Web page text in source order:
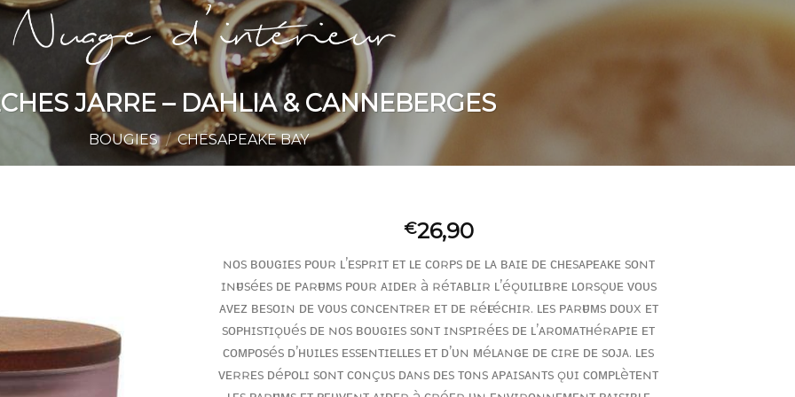
JARRE – DAHLIA & CANNEBERGES
BOUGIES / CHESAPEAKE BAY
€26,90
ɴᴏs ʙᴏᴜɢɪᴇs ᴘᴏᴜʀ ʟ’ᴇsᴘʀɪᴛ ᴇᴛ ʟᴇ ᴄᴏʀᴘs ᴅᴇ ʟᴀ ʙᴀɪᴇ ᴅᴇ ᴄʜᴇsᴀᴘᴇᴀᴋᴇ sᴏɴᴛ
ɪɴғᴜséᴇs ᴅᴇ ᴘᴀʀғᴜᴍs ᴘᴏᴜʀ ᴀɪᴅᴇʀ à ʀéᴛᴀʙʟɪʀ ʟ’éǫᴜɪʟɪʙʀᴇ ʟᴏʀsǫᴜᴇ ᴠᴏᴜs
ᴀᴠᴇᴢ ʙᴇsᴏɪɴ ᴅᴇ ᴠᴏᴜs ᴄᴏɴᴄᴇɴᴛʀᴇʀ ᴇᴛ ᴅᴇ ʀéғʟéᴄʜɪʀ. ʟᴇs ᴘᴀʀғᴜᴍs ᴅᴏᴜx ᴇᴛ
sᴏᴘʜɪsᴛɪǫᴜés ᴅᴇ ɴᴏs ʙᴏᴜɢɪᴇs sᴏɴᴛ ɪɴsᴘɪʀéᴇs ᴅᴇ ʟ’ᴀʀᴏᴍᴀᴛʜéʀᴀᴘɪᴇ ᴇᴛ
ᴄᴏᴍᴘᴏsés ᴅ’ʜᴜɪʟᴇs ᴇssᴇɴᴛɪᴇʟʟᴇs ᴇᴛ ᴅ’ᴜɴ ᴍéʟᴀɴɢᴇ ᴅᴇ ᴄɪʀᴇ ᴅᴇ sᴏᴊᴀ. ʟᴇs
ᴠᴇʀʀᴇs ᴅéᴘᴏʟɪ sᴏɴᴛ ᴄᴏɴçᴜs ᴅᴀɴs ᴅᴇs ᴛᴏɴs ᴀᴘᴀɪsᴀɴᴛs ǫᴜɪ ᴄᴏᴍᴘʟèᴛᴇɴᴛ